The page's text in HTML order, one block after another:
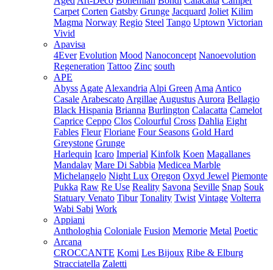
Carpet Corten Gatsby Grunge Jacquard Joliet Kilim
Magma Norway Regio Steel Tango Uptown Victorian
Vivid
Apavisa
4Ever Evolution Mood Nanoconcept Nanoevolution
Regeneration Tattoo Zinc south
APE
Abyss Agate Alexandria Alpi Green Ama Antico
Casale Arabescato Argillae Augustus Aurora Bellagio
Black Hispania Brianna Burlington Calacatta Camelot
Caprice Ceppo Clos Colourful Cross Dahlia Eight
Fables Fleur Floriane Four Seasons Gold Hard
Greystone Grunge
Harlequin Icaro Imperial Kinfolk Koen Magallanes
Mandalay Mare Di Sabbia Medicea Marble
Michelangelo Night Lux Oregon Oxyd Jewel Piemonte
Pukka Raw Re Use Reality Savona Seville Snap Souk
Statuary Venato Tibur Tonality Twist Vintage Volterra
Wabi Sabi Work
Appiani
Anthologhia Coloniale Fusion Memorie Metal Poetic
Arcana
CROCCANTE Komi Les Bijoux Ribe & Elburg
Stracciatella Zaletti